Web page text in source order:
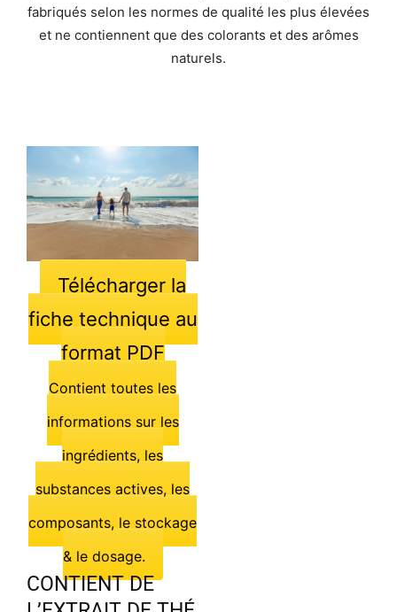
fabriqués selon les normes de qualité les plus élevées
et ne contiennent que des colorants et des arômes
naturels.
Télécharger la
fiche technique au
format PDF
Contient toutes les
informations sur les
ingrédients, les
substances actives, les
composants, le stockage
& le dosage.
CONTIENT DE